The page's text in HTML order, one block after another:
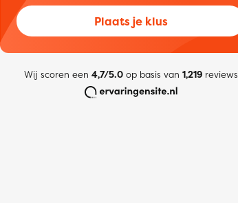
Plaats je klus
Wij scoren een 4,7/5.0op basis van 1,219reviews